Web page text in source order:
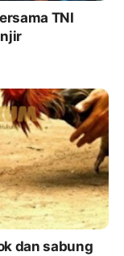
TNI
dan sabung